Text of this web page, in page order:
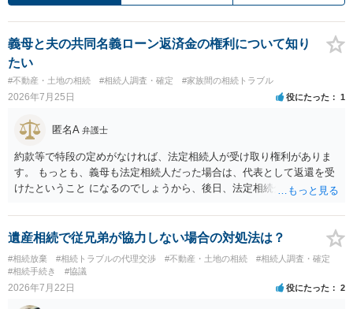
義母と夫の共同名義ローン返済金の権利について知り
たい
#不動産・土地の相続 #相続人調査・確定 #家族間の相続トラブル
2026年7月25日 役にたった 1
匿名A 弁護士
約款等で特段の定めがなければ、法定相続人が受け取り権利がありま
す。 もっとも、義母も法定相続人だった場合は、代表として返還を受
けたということ になるのでしょうから、後日、法定相続分に基づいて
遺産相続で従兄弟が協力しない場合の対処法は？
#相続放棄 #相続トラブルの代理交渉 #不動産・土地の相続
#相続人調査・確定
#相続手続き
#協議
2026年7月22日 役にたった 2